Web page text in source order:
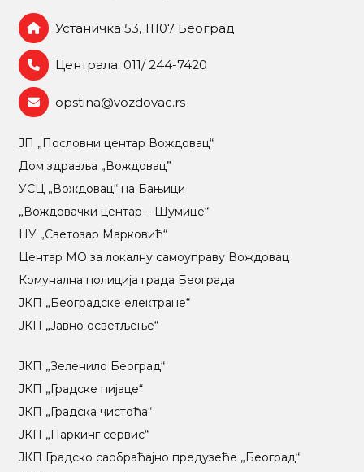
Устаничка 53, 11107 Београд
Централа: 011/ 244-7420
opstina@vozdovac.rs
ЈП „Пословни центар Вождовац“
Дом здравља „Вождовац”
УСЦ „Вождовац“ на Бањици
„Вождовачки центар – Шумице“
НУ „Светозар Марковић“
Центар МO за локалну самоуправу Вождовац
Комунална полиција града Београда
ЈКП „Београдске електране“
ЈКП „Јавно осветљење“
ЈКП „Зеленило Београд“
ЈКП „Градске пијаце“
ЈКП „Градска чистоћа“
ЈКП „Паркинг сервис“
ЈКП Градско саобраћајно предузеће „Београд“